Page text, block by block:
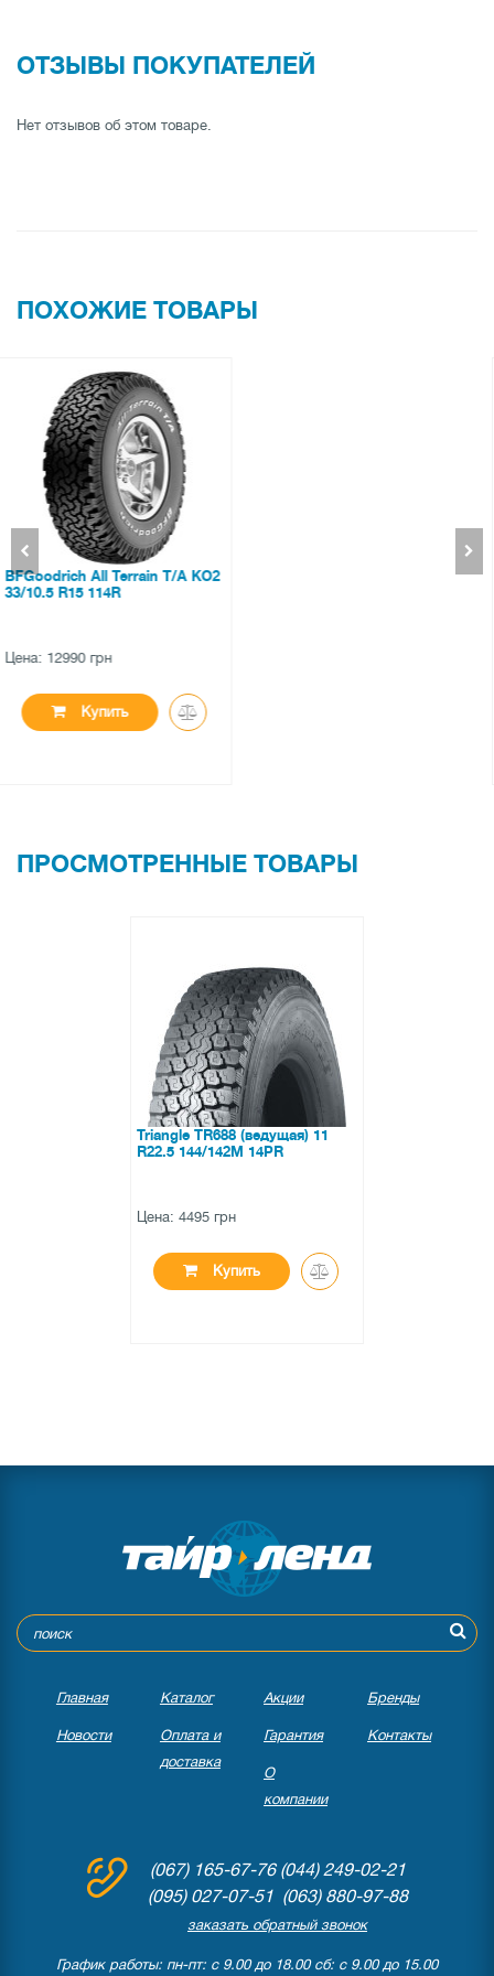
ОТЗЫВЫ ПОКУПАТЕЛЕЙ
Нет отзывов об этом товаре.
ПОХОЖИЕ ТОВАРЫ
Hankook Kinergy Eco 2 K435
ПРОСМОТРЕННЫЕ ТОВАРЫ
Triangle TR688 (ведущая) 11
R22.5 144/142M 14PR
Цена: 4495 грн
Купить
Главная Каталог Акции Бренды
Новости
Оплата и
доставка
Гарантия Контакты
О
компании
(067) 165-67-76(044) 249-02-21
(095) 027-07-51 (063) 880-97-88
заказать обратный звонок
График работы: пн-пт: с 9.00 до 18.00 сб: с 9.00 до 15.00